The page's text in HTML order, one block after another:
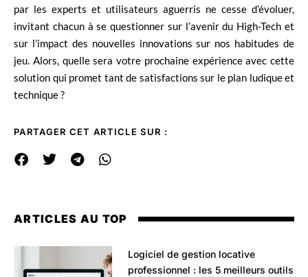
par les experts et utilisateurs aguerris ne cesse d’évoluer,
invitant chacun à se questionner sur l’avenir du High-Tech et
sur l’impact des nouvelles innovations sur nos habitudes de
jeu. Alors, quelle sera votre prochaine expérience avec cette
solution qui promet tant de satisfactions sur le plan ludique et
technique ?
PARTAGER CET ARTICLE SUR :
ARTICLES AU TOP
Logiciel de gestion locative
professionnel : les 5 meilleurs outils